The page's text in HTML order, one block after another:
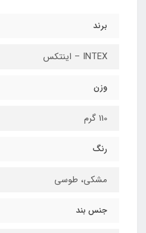
برند
INTEX – اینتکس
وزن
110 گرم
رنگ
مشکی، طوسی
جنس بند